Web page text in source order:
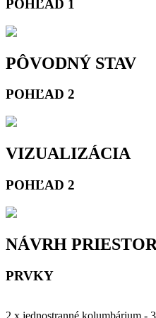
POHĽAD 1
PÔVODNÝ STAV
POHĽAD 2
VIZUALIZÁCIA
POHĽAD 2
NÁVRH
PRVKY